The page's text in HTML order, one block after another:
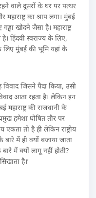
वाले दूसरों के घर पर पत्थर
का श्राप लगा। मुंबई
खोदने जैसा है। महाराष्ट्र
हिंदवी स्वराज्य के लिए,
के लिए मुंबई की भूमि यहां के
जिसने पैदा किया, उसी
आता रहता है। लेकिन इन
की राजधानी के
हमेशा घोषित तौर पर
तो है ही लेकिन राष्ट्रीय
बारे में ही क्यों बजाया जाता
में क्यों लागू नहीं होती?
है।’